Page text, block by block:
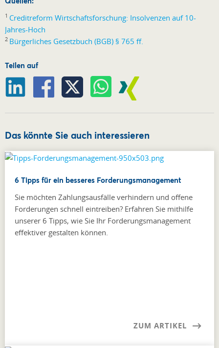
1 Creditreform Wirtschaftsforschung: Insolvenzen auf 10-
Jahres-Hoch
2 Bürgerliches Gesetzbuch (BGB) § 765 ff.
Teilen auf
Das könnte Sie auch interessieren
6 Tipps für ein besseres Forderungsmanagement
Sie möchten Zahlungsausfälle verhindern und offene
Forderungen schnell eintreiben? Erfahren Sie mithilfe
unserer 6 Tipps, wie Sie Ihr Forderungsmanagement
effektiver gestalten können.
ZUM ARTIKEL